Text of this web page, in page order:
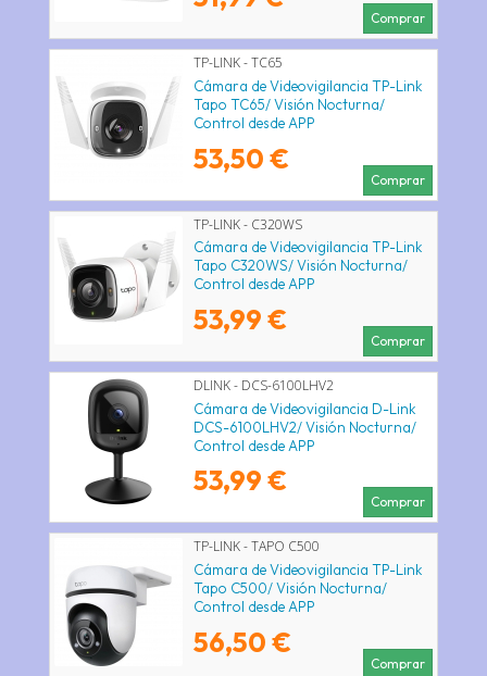
Comprar
TP-LINK - TC65
Cámara de Videovigilancia TP-Link
Tapo TC65/ Visión Nocturna/
Control desde APP
53,50 €
Comprar
TP-LINK - C320WS
Cámara de Videovigilancia TP-Link
Tapo C320WS/ Visión Nocturna/
Control desde APP
53,99 €
Comprar
DLINK - DCS-6100LHV2
Cámara de Videovigilancia D-Link
DCS-6100LHV2/ Visión Nocturna/
Control desde APP
53,99 €
Comprar
TP-LINK - TAPO C500
Cámara de Videovigilancia TP-Link
Tapo C500/ Visión Nocturna/
Control desde APP
56,50 €
Comprar